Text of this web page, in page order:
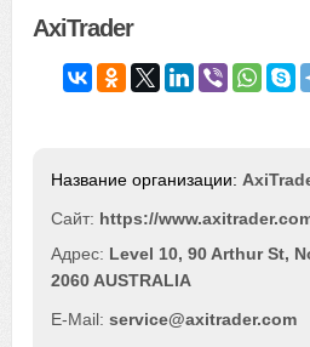
AxiTrader
Сайт: https://
Level 10, 90 Arthur St,
2060 AUSTRALIA
service@axitrader.com